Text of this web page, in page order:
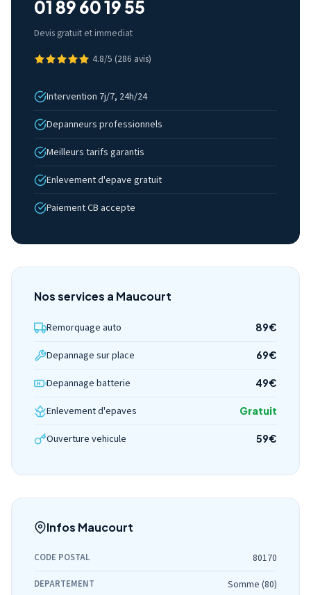
01 89 60 19 55
Devis gratuit et immediat
4.8/5 (286 avis)
Intervention 7j/7, 24h/24
Depanneurs professionnels
Meilleurs tarifs garantis
Enlevement d'epave gratuit
Paiement CB accepte
Nos services a Maucourt
Remorquage auto 89€
Depannage sur place 69€
Depannage batterie 49€
Enlevement d'epaves Gratuit
Ouverture vehicule 59€
Infos Maucourt
CODE POSTAL 80170
DEPARTEMENT Somme (80)